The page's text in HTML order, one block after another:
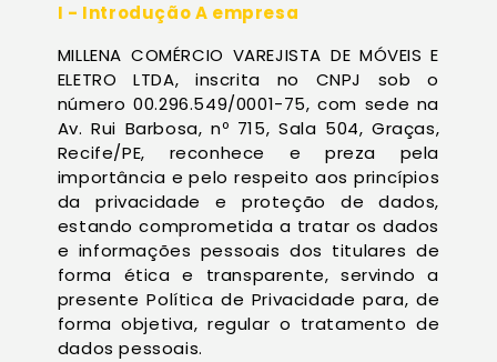
I - Introdução A empresa
MILLENA COMÉRCIO VAREJISTA DE MÓVEIS E
ELETRO LTDA, inscrita no CNPJ sob o
número 00.296.549/0001-75, com sede na
Av. Rui Barbosa, nº 715, Sala 504, Graças,
Recife/PE, reconhece e preza pela
importância e pelo respeito aos princípios
da privacidade e proteção de dados,
estando comprometida a tratar os dados
e informações pessoais dos titulares de
forma ética e transparente, servindo a
presente Política de Privacidade para, de
forma objetiva, regular o tratamento de
dados pessoais.